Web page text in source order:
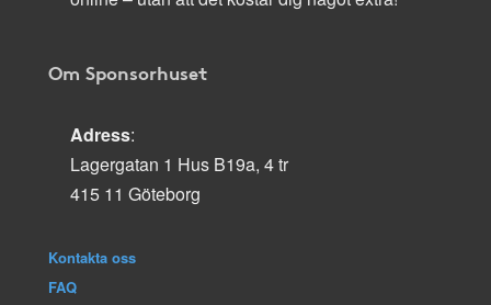
Om Sponsorhuset
Adress:
Lagergatan 1 Hus B19a, 4 tr
415 11 Göteborg
Kontakta oss
FAQ